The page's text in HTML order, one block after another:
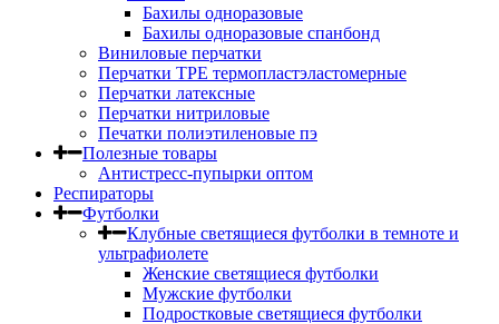
Бахилы одноразовые
Бахилы одноразовые спанбонд
Виниловые перчатки
Перчатки TPE термопластэластомерные
Перчатки латексные
Перчатки нитриловые
Печатки полиэтиленовые пэ
Полезные товары
Антистресс-пупырки оптом
Респираторы
Футболки
Клубные светящиеся футболки в темноте и
ультрафиолете
Женские светящиеся футболки
Мужские футболки
Подростковые светящиеся футболки